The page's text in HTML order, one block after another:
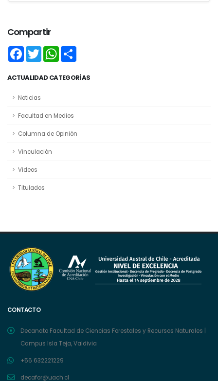
Compartir
Facebook
TwitterWhatsApp
ACTUALIDAD CATEGORÍAS
Noticias
Facultad en Medios
Columna de Opinión
Vinculación
Videos
Titulados
CONTACTO
Decanato Facultad de Ciencias Forestales y Recursos Naturales |
Campus Isla Teja, Valdivia
+56 632221229
decafor@uach.cl